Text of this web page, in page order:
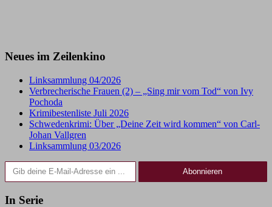
Neues im Zeilenkino
Linksammlung 04/2026
Verbrecherische Frauen (2) – „Sing mir vom Tod“ von Ivy
Pochoda
Krimibestenliste Juli 2026
Schwedenkrimi: Über „Deine Zeit wird kommen“ von Carl-
Johan Vallgren
Linksammlung 03/2026
Gib deine E-Mail-Adresse ein ...
Abonnieren
In Serie